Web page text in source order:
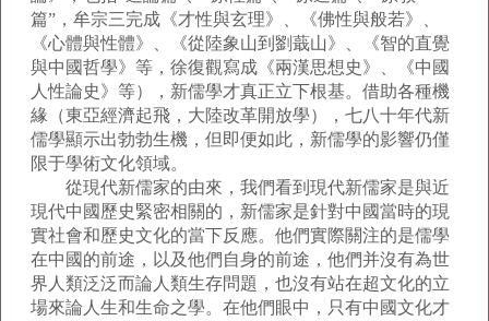
篇”，牟宗三完成《才性與玄理》、《佛性與般若》、
《心體與性體》、《從陸象山到劉蕺山》、《智的直覺
與中國哲學》等，徐復觀寫成《兩漢思想史》、《中國
人性論史》等），新儒學才真正立下根基。借助各種機
緣（東亞經濟起飛，大陸改革開放學），七八十年代新
儒學顯示出勃勃生機，但即便如此，新儒學的影響仍僅
限于學術文化領域。
從現代新儒家的由來，我們看到現代新儒家是與近
現代中國歷史緊密相關的，新儒家是針對中國當時的現
實社會和歷史文化的當下反應。他們實際關注的是儒學
在中國的前途，以及他們自身的前途，他們并沒有為世
界人類泛泛而論人類生存問題，也沒有站在超文化的立
場來論人生和生命之學。在他們眼中，只有中國文化才